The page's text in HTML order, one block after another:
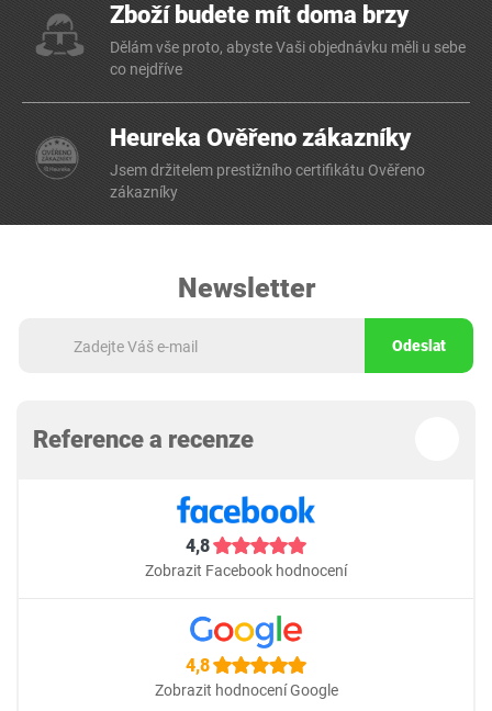
Zboží budete mít doma brzy
Dělám vše proto, abyste Vaši objednávku měli u sebe
co nejdříve
Heureka Ověřeno zákazníky
Jsem držitelem prestižního certifikátu Ověřeno
zákazníky
Newsletter
Odeslat
Reference a recenze
4,8
Zobrazit Facebook hodnocení
4,8
Zobrazit hodnocení Google